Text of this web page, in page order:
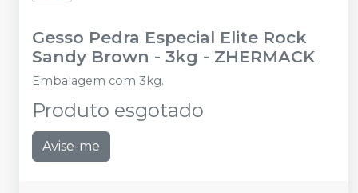
Gesso Pedra Especial Elite Rock
Sandy Brown - 3kg - ZHERMACK
Embalagem com 3kg.
Produto esgotado
Avise-me